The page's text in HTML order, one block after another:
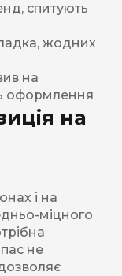
спитують
жодних
на
оформлення
на
і на
міцного
не